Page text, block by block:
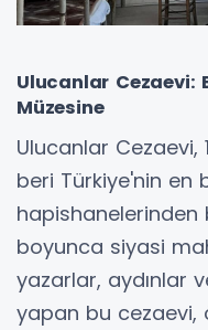
Ulucanlar Cezaevi:
Müzesine
Ulucanlar Cezaevi,
beri Türkiye'nin en
hapishanelerinden
boyunca siyasi
yazarlar, aydınlar
yapan bu cezaevi,